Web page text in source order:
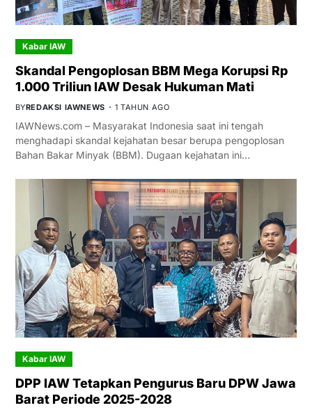
Kabar IAW
Skandal Pengoplosan BBM Mega Korupsi Rp
1.000 Triliun IAW Desak Hukuman Mati
BYREDAKSI IAWNEWS 1 TAHUN AGO
IAWNews.com – Masyarakat Indonesia saat ini tengah
menghadapi skandal kejahatan besar berupa pengoplosan
Bahan Bakar Minyak (BBM). Dugaan kejahatan ini…
Kabar IAW
DPP IAW Tetapkan Pengurus Baru DPW Jawa
Barat Periode 2025-2028